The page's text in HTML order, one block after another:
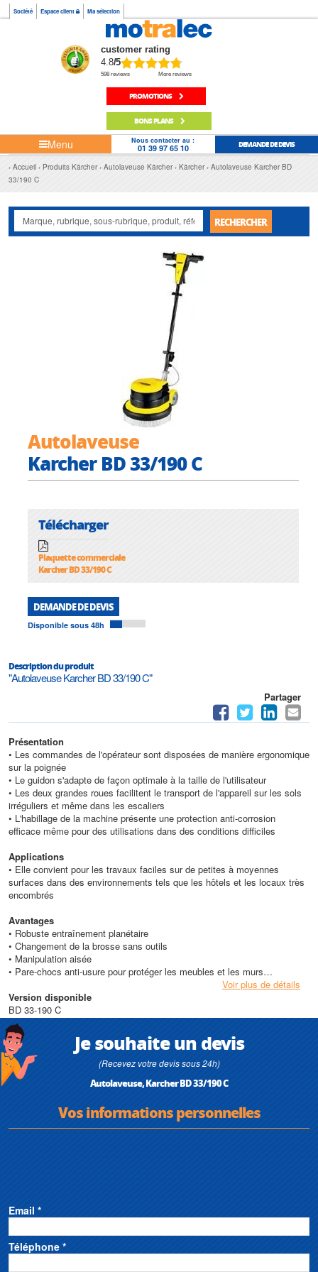
Société Espace client Ma sélection
customer rating
4.8/5
598 reviews More reviews
PROMOTIONS
BONS PLANS
Menu Nous contacter au :
01 39 97 65 10 DEMANDE DE DEVIS
Accueil Produits Kärcher Autolaveuse Kärcher Kärcher
Autolaveuse Karcher BD
33/190 C
RECHERCHER
Autolaveuse
Karcher BD 33/190 C
Télécharger
Plaquette commerciale
Karcher BD 33/190 C
DEMANDE DE DEVIS
Disponible sous 48h
Description du produit
"Autolaveuse Karcher BD 33/190 C"
Partager
Présentation
• Les commandes de l'opérateur sont disposées de manière ergonomique
sur la poignée
• Le guidon s'adapte de façon optimale à la taille de l'utilisateur
• Les deux grandes roues facilitent le transport de l'appareil sur les sols
irréguliers et même dans les escaliers
• L'habillage de la machine présente une protection anti-corrosion
efficace même pour des utilisations dans des conditions difficiles
Applications
• Elle convient pour les travaux faciles sur de petites à moyennes
surfaces dans des environnements tels que les hôtels et les locaux très
encombrés
Avantages
• Robuste entraînement planétaire
• Changement de la brosse sans outils
• Manipulation aisée
• Pare-chocs anti-usure pour protéger les meubles et les murs
• Dispositif pour le montage d'un réservoir à détergent
Caractéristiques techniques
• Vitesse de rotation : 191 tr/mn
• Largeur de travail (mm) : 330 mm
• Pression des brosses : 37 g/cm²
• Longueur câble électrique (m) : 12 m
• Poids (Kg) : 22 Kg
• Moteur : 500 W
Voir plus de détails
Version disponible
BD 33-190 C
Je souhaite un devis
(Recevez votre devis sous 24h)
Autolaveuse, Karcher BD 33/190 C
Vos informations personnelles
Email *
Téléphone *